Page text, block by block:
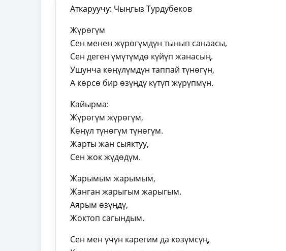
Аткаруучу: Чыңгыз Турдубеков
Жүрөгүм
Сен менен жүрөгүмдүн тынып санаасы,
Сен деген үмүтүмдө күйүп жанасың.
Ушунча көңүлүмдүн таппай түнөгүн,
А көрсө бир өзүңдү күтүп жүрүпмүн.
Кайырма:
Жүрөгүм жүрөгүм,
Көңүл түнөгүм түнөгүм.
Жарты жан сыяктуу,
Сен жок жүдөдүм.
Жарымым жарымым,
Жанган жарыгым жарыгым.
Аярым өзүңдү,
Жоктоп сагындым.
Сен мен үчүн карегим да көзүмсүң,